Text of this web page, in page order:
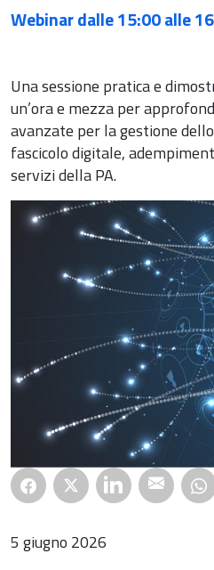
Webinar dalle 15:00 alle
Una sessione pratica e
un’ora e mezza per
avanzate per la gestione
fascicolo digitale,
servizi della PA.
5 giugno 2026